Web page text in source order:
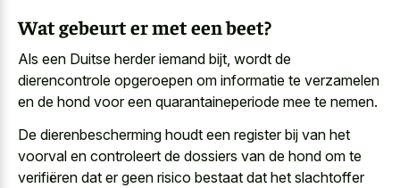
Wat gebeurt er met een beet?
Als een Duitse herder iemand bijt, wordt de
dierencontrole opgeroepen om informatie te verzamelen
en de hond voor een quarantaineperiode mee te nemen.
De dierenbescherming houdt een register bij van het
voorval en controleert de dossiers van de hond om te
verifiëren dat er geen risico bestaat dat het slachtoffer